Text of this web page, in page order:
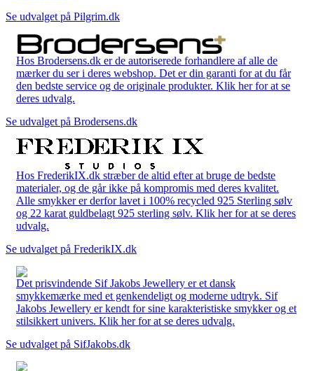
Se udvalget på Pilgrim.dk
Hos Brodersens.dk er de autoriserede forhandlere af alle de
mærker du ser i deres webshop. Det er din garanti for at du får
den bedste service og de originale produkter. Klik her for at se
deres udvalg.
Se udvalget på Brodersens.dk
Hos FrederikIX.dk stræber de altid efter at bruge de bedste
materialer, og de går ikke på kompromis med deres kvalitet.
Alle smykker er derfor lavet i 100% recycled 925 Sterling sølv
og 22 karat guldbelagt 925 sterling sølv. Klik her for at se deres
udvalg.
Se udvalget på FrederikIX.dk
Det prisvindende Sif Jakobs Jewellery er et dansk
smykkemærke med et genkendeligt og moderne udtryk. Sif
Jakobs Jewellery er kendt for sine karakteristiske smykker og et
stilsikkert univers. Klik her for at se deres udvalg.
Se udvalget på SifJakobs.dk